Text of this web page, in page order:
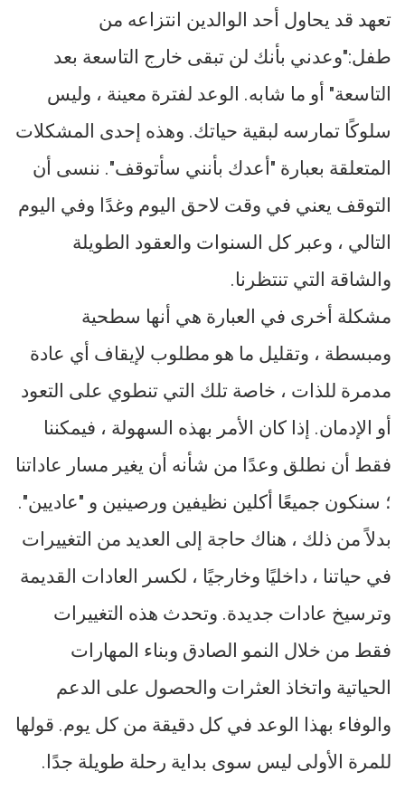
تعهد قد يحاول أحد الوالدين انتزاعه من
طفل:"وعدني بأنك لن تبقى خارج التاسعة بعد
التاسعة" أو ما شابه. الوعد لفترة معينة ، وليس
سلوكًا تمارسه لبقية حياتك. وهذه إحدى المشكلات
المتعلقة بعبارة "أعدك بأنني سأتوقف". ننسى أن
التوقف يعني في وقت لاحق اليوم وغدًا وفي اليوم
التالي ، وعبر كل السنوات والعقود الطويلة
والشاقة التي تنتظرنا.
مشكلة أخرى في العبارة هي أنها سطحية
ومبسطة ، وتقليل ما هو مطلوب لإيقاف أي عادة
مدمرة للذات ، خاصة تلك التي تنطوي على التعود
أو الإدمان. إذا كان الأمر بهذه السهولة ، فيمكننا
فقط أن نطلق وعدًا من شأنه أن يغير مسار عاداتنا
؛ سنكون جميعًا أكلين نظيفين ورصينين و "عاديين".
بدلاً من ذلك ، هناك حاجة إلى العديد من التغييرات
في حياتنا ، داخليًا وخارجيًا ، لكسر العادات القديمة
وترسيخ عادات جديدة. وتحدث هذه التغييرات
فقط من خلال النمو الصادق وبناء المهارات
الحياتية واتخاذ العثرات والحصول على الدعم
والوفاء بهذا الوعد في كل دقيقة من كل يوم. قولها
للمرة الأولى ليس سوى بداية رحلة طويلة جدًا.